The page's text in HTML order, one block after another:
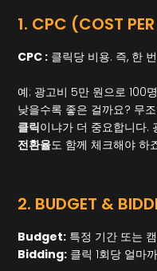
1. CPC (COST
CPC : 클릭당 비용. 즉, 한
예: 광고비 5만 원으로 100
낮을수록 좋은 걸까요? 무
클릭이냐가 더 중요합니다.
전환율도 함께 체크해야 하
2. BUDGET &
Budget: 특정 기간 또는
Bidding: 클릭 1회당 얼마